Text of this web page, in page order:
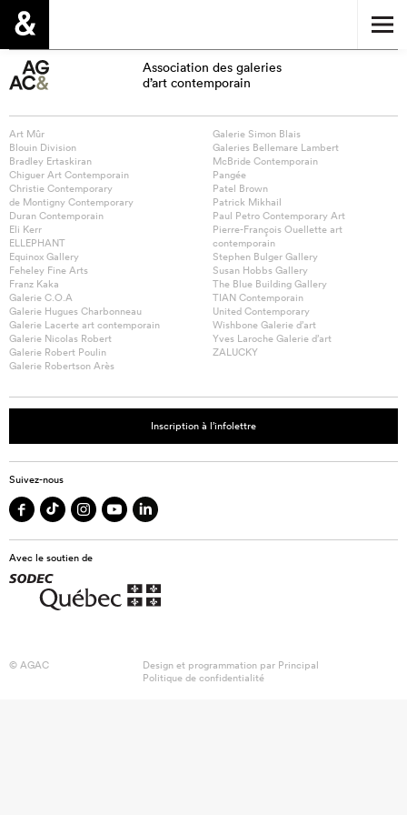
Association des galeries
d’art contemporain
Art Mûr
Blouin Division
Bradley Ertaskiran
Chiguer Art Contemporain
Christie Contemporary
de Montigny Contemporary
Duran Contemporain
Eli Kerr
ELLEPHANT
Equinox Gallery
Feheley Fine Arts
Franz Kaka
Galerie C.O.A
Galerie Hugues Charbonneau
Galerie Lacerte art contemporain
Galerie Nicolas Robert
Galerie Robert Poulin
Galerie Robertson Arès
Galerie Simon Blais
Galeries Bellemare Lambert
McBride Contemporain
Pangée
Patel Brown
Patrick Mikhail
Paul Petro Contemporary Art
Pierre-François Ouellette art
contemporain
Stephen Bulger Gallery
Susan Hobbs Gallery
The Blue Building Gallery
TIAN Contemporain
United Contemporary
Wishbone Galerie d’art
Yves Laroche Galerie d’art
ZALUCKY
Inscription à l’infolettre
Suivez-nous
Avec le soutien de
© AGAC Design et programmation par Principal
Politique de confidentialité